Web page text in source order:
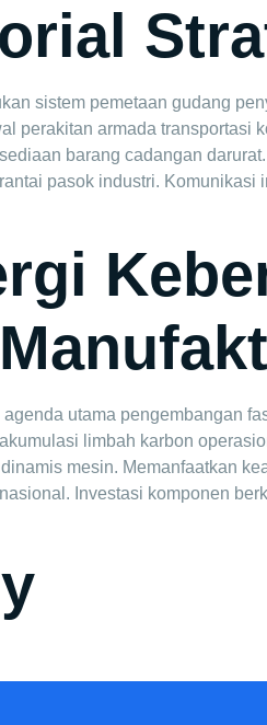
sistem pemetaan gudang
perakitan armada
barang cadangan
pasok industri.
utama pengembangan
limbah karbon
mesin. Memanfaatkan
Investasi komponen